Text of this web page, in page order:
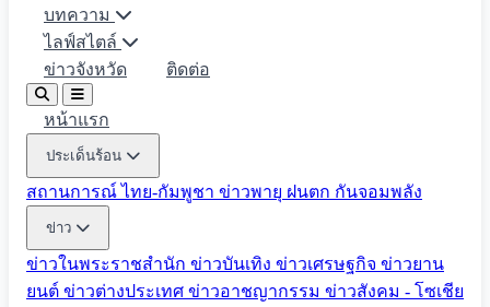
บทความ
ไลฟ์สไตล์
ข่าวจังหวัด
ติดต่อ
หน้าแรก
ประเด็นร้อน
สถานการณ์ ไทย-กัมพูชา ข่าวพายุ ฝนตก กันจอมพลัง
ข่าว
ข่าวในพระราชสำนัก ข่าวบันเทิง ข่าวเศรษฐกิจ ข่าวยาน
ยนต์ ข่าวต่างประเทศ ข่าวอาชญากรรม ข่าวสังคม - โซเชีย